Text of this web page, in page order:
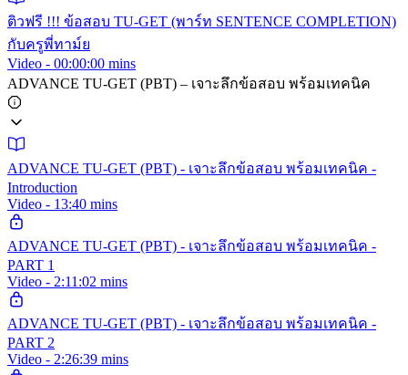
ติวฟรี !!! ข้อสอบ TU-GET (พาร์ท SENTENCE COMPLETION)
กับครูพี่ทาม์ย
Video - 00:00:00 mins
ADVANCE TU-GET (PBT) – เจาะลึกข้อสอบ พร้อมเทคนิค
ADVANCE TU-GET (PBT) - เจาะลึกข้อสอบ พร้อมเทคนิค -
Introduction
Video - 13:40 mins
ADVANCE TU-GET (PBT) - เจาะลึกข้อสอบ พร้อมเทคนิค -
PART 1
Video - 2:11:02 mins
ADVANCE TU-GET (PBT) - เจาะลึกข้อสอบ พร้อมเทคนิค -
PART 2
Video - 2:26:39 mins